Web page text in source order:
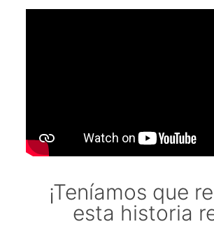
¡Teníamos que
esta historia